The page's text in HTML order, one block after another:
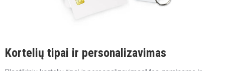
Kortelių tipai ir personalizavimas